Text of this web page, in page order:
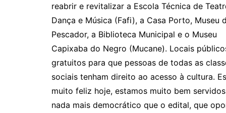
reabrir e revitalizar a Escola Técnica de
Dança e Música (Fafi), a Casa Porto, Museu
Pescador, a Biblioteca Municipal e o Museu
Capixaba do Negro (Mucane). Locais
gratuitos para que pessoas de todas as
sociais tenham direito ao acesso à cultura.
muito feliz hoje, estamos muito bem
nada mais democrático que o edital, que